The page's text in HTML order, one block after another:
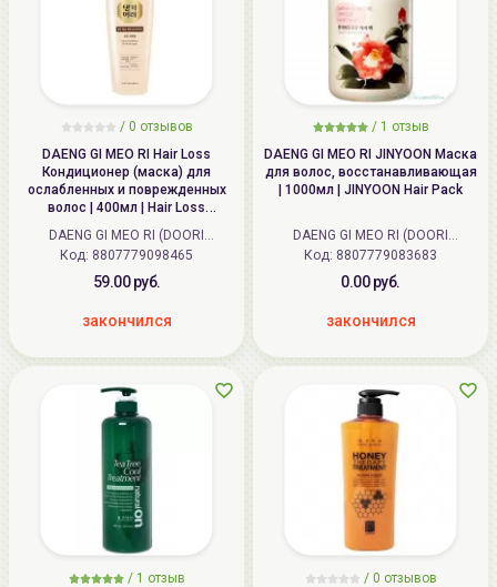
/ 0 отзывов
DAENG GI MEO RI Hair Loss
Кондиционер (маска) для
ослабленных и поврежденных
волос | 400мл | Hair Loss
Treatment For All Hair Types
DAENG GI MEO RI (DOORI
Cosmetics) (Корея)
Код: 8807779098465
59.00 руб.
закончился
/ 1 отзыв
DAENG GI MEO RI JINYOON Маска
для волос, восстанавливающая
| 1000мл | JINYOON Hair Pack
DAENG GI MEO RI (DOORI
Cosmetics) (Корея)
Код: 8807779083683
0.00 руб.
закончился
/ 1 отзыв
/ 0 отзывов